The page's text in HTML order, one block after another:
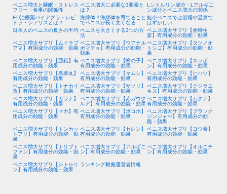
ペニス増大と睡眠・ストレス
フリー・食事の関係性
ペニス増大に必要な3要素と
は？
Lシトルリン成分・Lアルギニ
ン成分とペニス増大の関係
ED治療薬バイアグラ・レビ
トラ・シアリスとは？
海綿体？海綿体を育てること
でペニスが長く太くなる
短小ペニスでは浴場や温泉で
はずかしい
日本人のペニスの長さの平均 ペニスを大きくする3つの方
法
ペニス増大サプリ【金時生
姜】有用成分の効能・効果
ペニス増大サプリ【ムイラプ
アマ】有用成分の効能・効果
ペニス増大サプリ【ウアナル
ポマチョ】有用成分の効能・
効果
ペニス増大サプリ【タツノオ
トシゴ】有用成分の効能・効
果
ペニス増大サプリ【亜鉛】有
用成分の効能・効果
ペニス増大サプリ【蜂の子】
有用成分の効能・効果
ペニス増大サプリ【スッポ
ン】有用成分の効能・効果
ペニス増大サプリ【馬睾丸】
有用成分の効能・効果
ペニス増大サプリ【マムシ】
有用成分の効能・効果
ペニス増大サプリ【ヒハツ】
有用成分の効能・効果
ペニス増大サプリ【トナカイ
角】有用成分の効能・効果
ペニス増大サプリ【サソリ】
有用成分の効能・効果
ペニス増大サプリ【クジラエ
キス】有用成分の効能・効果
ペニス増大サプリ【ガラナ】
有用成分の効能・効果
ペニス増大サプリ【赤ガウク
ルア】有用成分の効能・効果
ペニス増大サプリ【ムクナ】
有用成分の効能・効果
ペニス増大サプリ【マカ】有
用成分の効能・効果
ペニス増大サプリ【ボロホ】
有用成分の効能・効果
ペニス増大サプリ【ブラック
ジンジャー】有用成分の効
能・効果
ペニス増大サプリ【トンカッ
トアリ】有用成分の効能・効
果
ペニス増大サプリ【セレン】
有用成分の効能・効果
ペニス増大サプリ【ヨウ素】
有用成分の効能・効果
ペニス増大サプリ【トリプト
ファン】有用成分の効能・効
果
ペニス増大サプリ【アルギニ
ン】有用成分の効能・効果
ペニス増大サプリ【オルニチ
ン】有用成分の効能・効果
ペニス増大サプリ【シトルリ
ン】有用成分の効能・効果
ランキング根拠運営者情報